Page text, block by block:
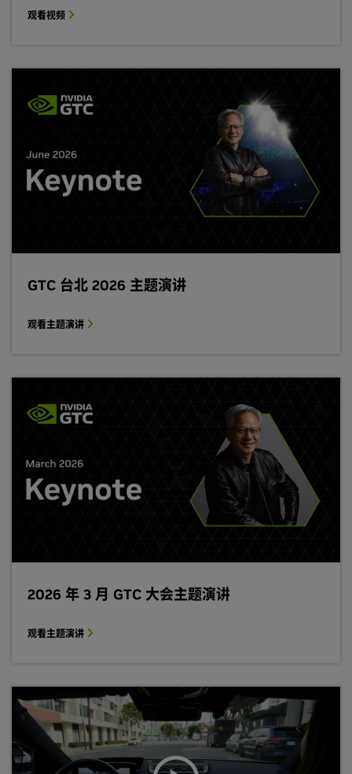
观看视频
GTC 台北 2026 主题演讲
观看主题演讲
2026 年 3 月 GTC 大会主题演讲
观看主题演讲